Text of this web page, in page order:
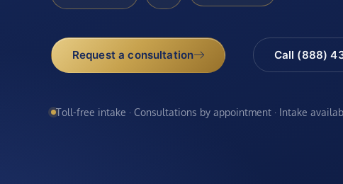
Request a consultation Call (888)
Toll-free intake · Consultations by appointment · Intake